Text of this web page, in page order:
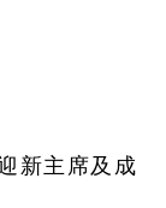
新主席及成